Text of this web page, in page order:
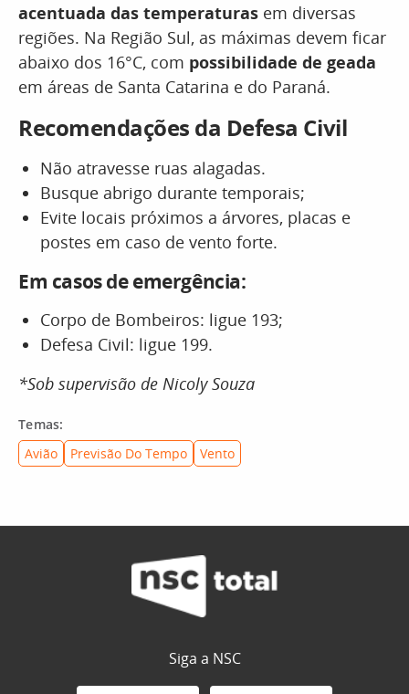
acentuada das temperaturas em diversas
regiões. Na Região Sul, as máximas devem ficar
abaixo dos 16°C, com possibilidade de geada
em áreas de Santa Catarina e do Paraná.
Recomendações da Defesa Civil
Não atravesse ruas alagadas.
Busque abrigo durante temporais;
Evite locais próximos a árvores, placas e
postes em caso de vento forte.
Em casos de emergência:
Corpo de Bombeiros: ligue 193;
Defesa Civil: ligue 199.
*Sob supervisão de Nicoly Souza
Temas:
Avião
Previsão Do Tempo Vento
Siga a NSC